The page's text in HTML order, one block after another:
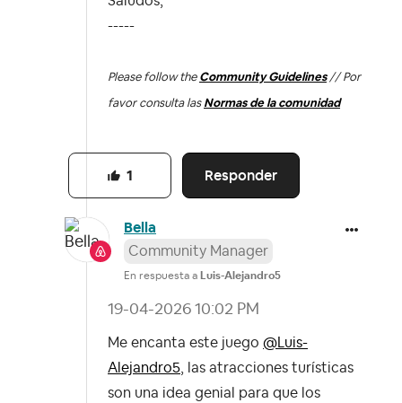
-----
Please follow the Community Guidelines// Por
favor consulta las Normas de la comunidad
Responder
1
Bella
Community Manager
En respuesta a Luis-Alejandro5
‎19-04-2026 10:02 PM
Me encanta este juego @Luis-
Alejandro5 , las atracciones turísticas
son una idea genial para que los